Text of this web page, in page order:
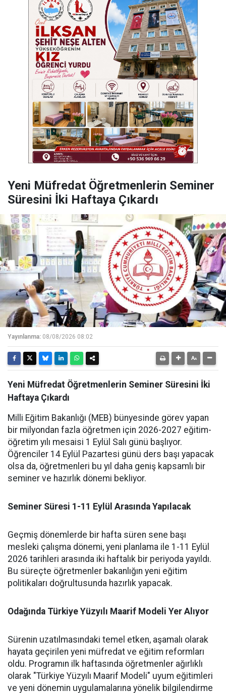
Yeni Müfredat Öğretmenlerin Seminer
Süresini İki Haftaya Çıkardı
Yayınlanma: 08/08/2026 08:02
Yeni Müfredat Öğretmenlerin Seminer Süresini İki
Haftaya Çıkardı
Milli Eğitim Bakanlığı (MEB) bünyesinde görev yapan
bir milyondan fazla öğretmen için 2026-2027 eğitim-
öğretim yılı mesaisi 1 Eylül Salı günü başlıyor.
Öğrenciler 14 Eylül Pazartesi günü ders başı yapacak
olsa da, öğretmenleri bu yıl daha geniş kapsamlı bir
seminer ve hazırlık dönemi bekliyor.
Seminer Süresi 1-11 Eylül Arasında Yapılacak
Geçmiş dönemlerde bir hafta süren sene başı
mesleki çalışma dönemi, yeni planlama ile 1-11 Eylül
2026 tarihleri arasında iki haftalık bir periyoda yayıldı.
Bu süreçte öğretmenler bakanlığın yeni eğitim
politikaları doğrultusunda hazırlık yapacak.
Odağında Türkiye Yüzyılı Maarif Modeli Yer Alıyor
Sürenin uzatılmasındaki temel etken, aşamalı olarak
hayata geçirilen yeni müfredat ve eğitim reformları
oldu. Programın ilk haftasında öğretmenler ağırlıklı
olarak "Türkiye Yüzyılı Maarif Modeli" uyum eğitimleri
ve yeni dönemin uygulamalarına yönelik bilgilendirme